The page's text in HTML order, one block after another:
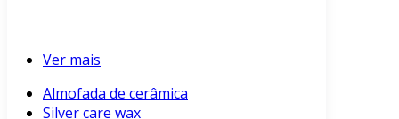
Ver mais
Almofada de cerâmica
Silver care wax